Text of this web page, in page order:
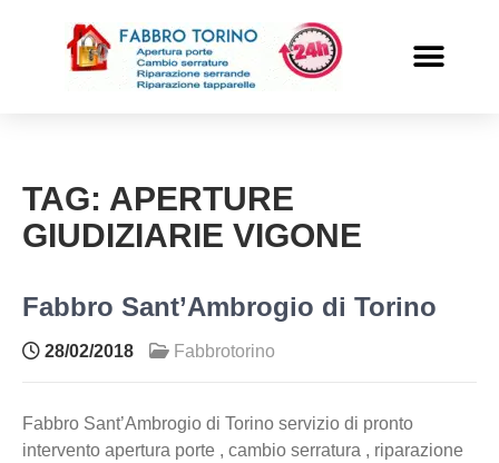
TAG: APERTURE
GIUDIZIARIE VIGONE
Fabbro Sant’Ambrogio di Torino
28/02/2018 Fabbrotorino
Fabbro Sant’Ambrogio di Torino servizio di pronto
intervento apertura porte , cambio serratura , riparazione